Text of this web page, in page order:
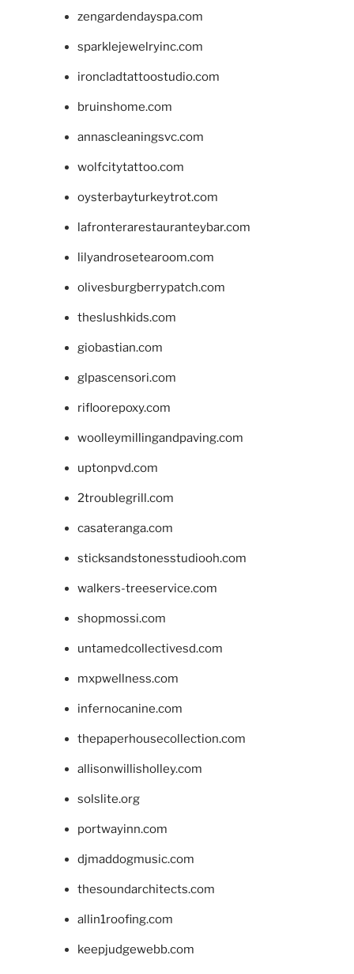
zengardendayspa.com
sparklejewelryinc.com
ironcladtattoostudio.com
bruinshome.com
annascleaningsvc.com
wolfcitytattoo.com
oysterbayturkeytrot.com
lafronterarestauranteybar.com
lilyandrosetearoom.com
olivesburgberrypatch.com
theslushkids.com
giobastian.com
glpascensori.com
rifloorepoxy.com
woolleymillingandpaving.com
uptonpvd.com
2troublegrill.com
casateranga.com
sticksandstonesstudiooh.com
walkers-treeservice.com
shopmossi.com
untamedcollectivesd.com
mxpwellness.com
infernocanine.com
thepaperhousecollection.com
allisonwillisholley.com
solslite.org
portwayinn.com
djmaddogmusic.com
thesoundarchitects.com
allin1roofing.com
keepjudgewebb.com